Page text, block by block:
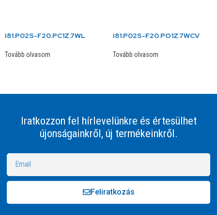
I81.P02S-F20.PC1Z.7WL
Tovább olvasom
I81.P02S-F20.PO1Z.7WCV
Tovább olvasom
Iratkozzon fel hírlevelünkre és értesülhet
újonságainkről, új termékeinkről.
Feliratkozás